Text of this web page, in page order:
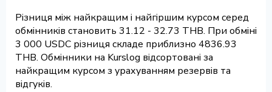
Різниця між найкращим і найгіршим курсом серед
обмінників становить 31.12 - 32.73 THB. При обміні
3 000 USDC різниця складе приблизно 4836.93
THB. Обмінники на Kurslog відсортовані за
найкращим курсом з урахуванням резервів та
відгуків.